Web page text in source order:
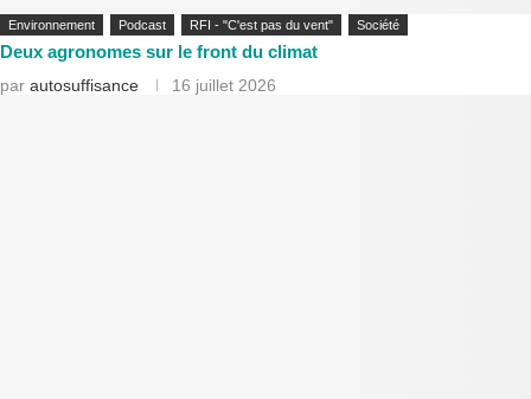
Environnement Podcast RFI - "C'est pas du vent" Société
Deux agronomes sur le front du climat
par autosuffisance 16 juillet 2026